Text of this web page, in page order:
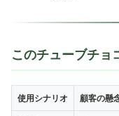
このチューブチョ
使用シナリオ 顧客の懸